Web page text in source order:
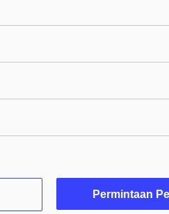
Permintaan